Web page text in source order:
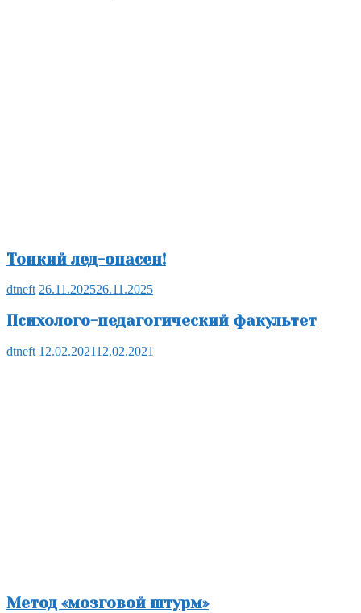
Тонкий лед-опасен!
dtneft 26.11.202526.11.2025
Психолого-педагогический факультет
dtneft 12.02.202112.02.2021
Метод «мозговой штурм»